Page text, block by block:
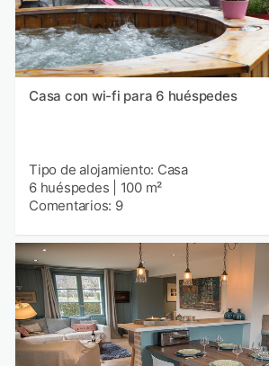
Casa con wi-fi para 6 huéspedes
Tipo de alojamiento: Casa
6 huéspedes
100 m²
Comentarios: 9